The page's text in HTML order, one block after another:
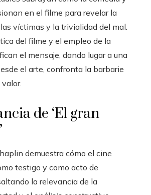
en el filme para revelar la
víctimas y la trivialidad del mal.
del filme y el empleo de la
el mensaje, dando lugar a una
el arte, confronta la barbarie
de ‘El gran
demuestra cómo el cine
testigo y como acto de
la relevancia de la